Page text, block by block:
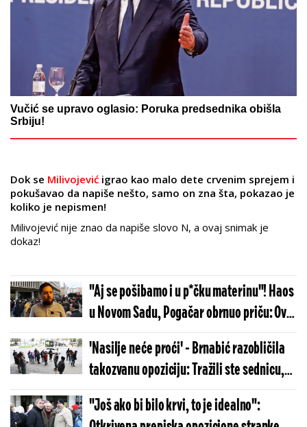
Vučić se upravo oglasio: Poruka predsednika obišla
Srbiju!
Dok se Milivojević igrao kao malo dete crvenim sprejem i
pokušavao da napiše nešto, samo on zna šta, pokazao je
koliko je nepismen!
Milivojević nije znao da napiše slovo N, a ovaj snimak je
dokaz!
"Aj se pošibamo i u p*čku materinu"! Haos
u Novom Sadu, Pogačar obrnuo priču: Ove
sednice nije trebalo da bude!
'Nasilje neće proći' - Brnabić razobličila
takozvanu opoziciju: Tražili ste sednicu,
pa pravite haos!
"Još ako bi bilo krvi, to je idealno":